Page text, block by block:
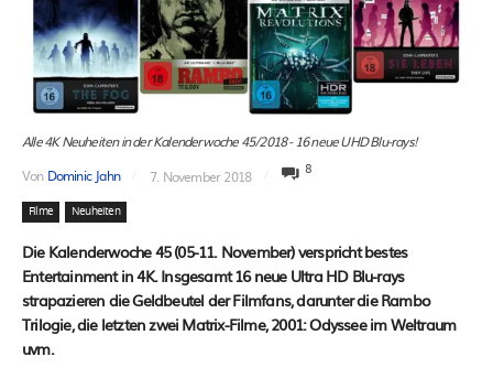
Alle 4K Neuheiten in der Kalenderwoche 45/2018 - 16 neue UHD Blu-rays!
Von Dominic Jahn 7. November 2018 8
Filme Neuheiten
Die Kalenderwoche 45 (05-11. November) verspricht bestes
Entertainment in 4K. Insgesamt 16 neue Ultra HD Blu-rays
strapazieren die Geldbeutel der Filmfans, darunter die Rambo
Trilogie, die letzten zwei Matrix-Filme, 2001: Odyssee im Weltraum
uvm.